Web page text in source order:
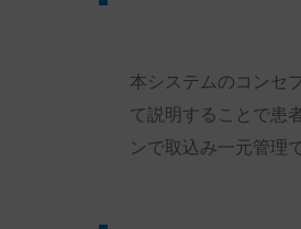
本システムのコンセ
て説明することで患
ンで取込み一元管理